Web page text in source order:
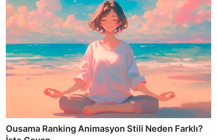
Genel
İletişim
Anime Önerileri
Kore Dünyası
Anime Karakterleri
Dizi & Film
Ousama Ranking Animasyon Stili Neden Farklı?